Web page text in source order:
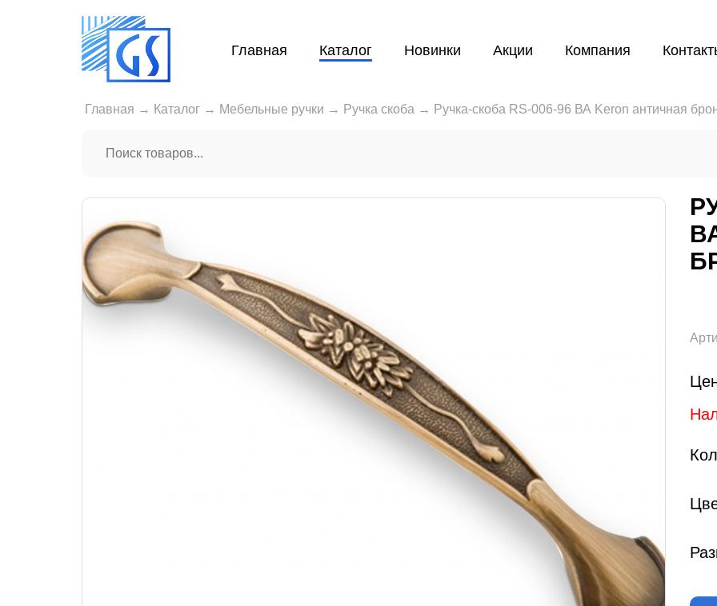
Главная Каталог Новинки Акции Компания
Главная → Каталог → Мебельные ручки → Ручка скоба → Ручка-скоба RS-006-96 ВА Keron античная